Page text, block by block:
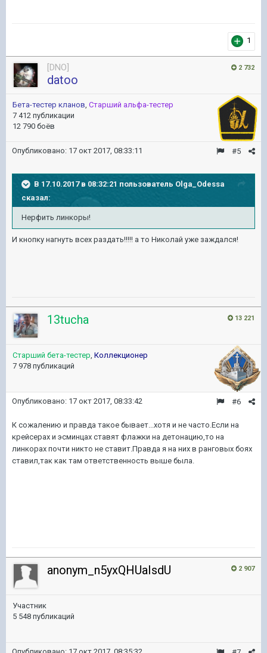
1
2 732
[DNO]
datoo
Бета-тестер кланов, Старший альфа-тестер
7 412 публикации
12 790 боёв
#5
Опубликовано: 17 окт 2017, 08:33:11
В 17.10.2017 в 08:32:21 пользователь Olga_Odessa
сказал:
Нерфить линкоры!
И кнопку нагнуть всех раздать!!!!! а то Николай уже заждался!
13 221
13tucha
Старший бета-тестер, Коллекционер
7 978 публикаций
#6
Опубликовано: 17 окт 2017, 08:33:42
К сожалению и правда такое бывает...хотя и не часто.Если на
крейсерах и эсминцах ставят флажки на детонацию,то на
линкорах почти никто не ставит.Правда я на них в ранговых боях
ставил,так как там ответственность выше была.
2 907
anonym_n5yxQHUaIsdU
Участник
5 548 публикаций